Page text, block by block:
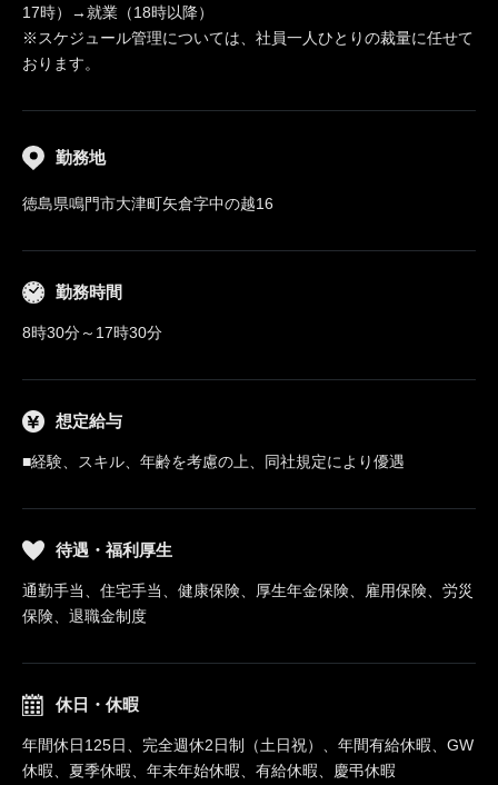
17時）→就業（18時以降）
※スケジュール管理については、社員一人ひとりの裁量に任せて
おります。
勤務地
徳島県鳴門市大津町矢倉字中の越16
勤務時間
8時30分～17時30分
想定給与
■経験、スキル、年齢を考慮の上、同社規定により優遇
待遇・福利厚生
通勤手当、住宅手当、健康保険、厚生年金保険、雇用保険、労災
保険、退職金制度
休日・休暇
年間休日125日、完全週休2日制（土日祝）、年間有給休暇、GW
休暇、夏季休暇、年末年始休暇、有給休暇、慶弔休暇